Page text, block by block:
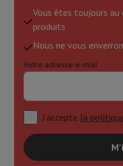
Vous êtes toujours au
produits
Nous ne vous
Votre adresse e-mail
J'accepte la